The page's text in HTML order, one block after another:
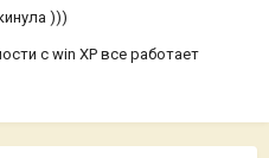
)))
с win XP все работает